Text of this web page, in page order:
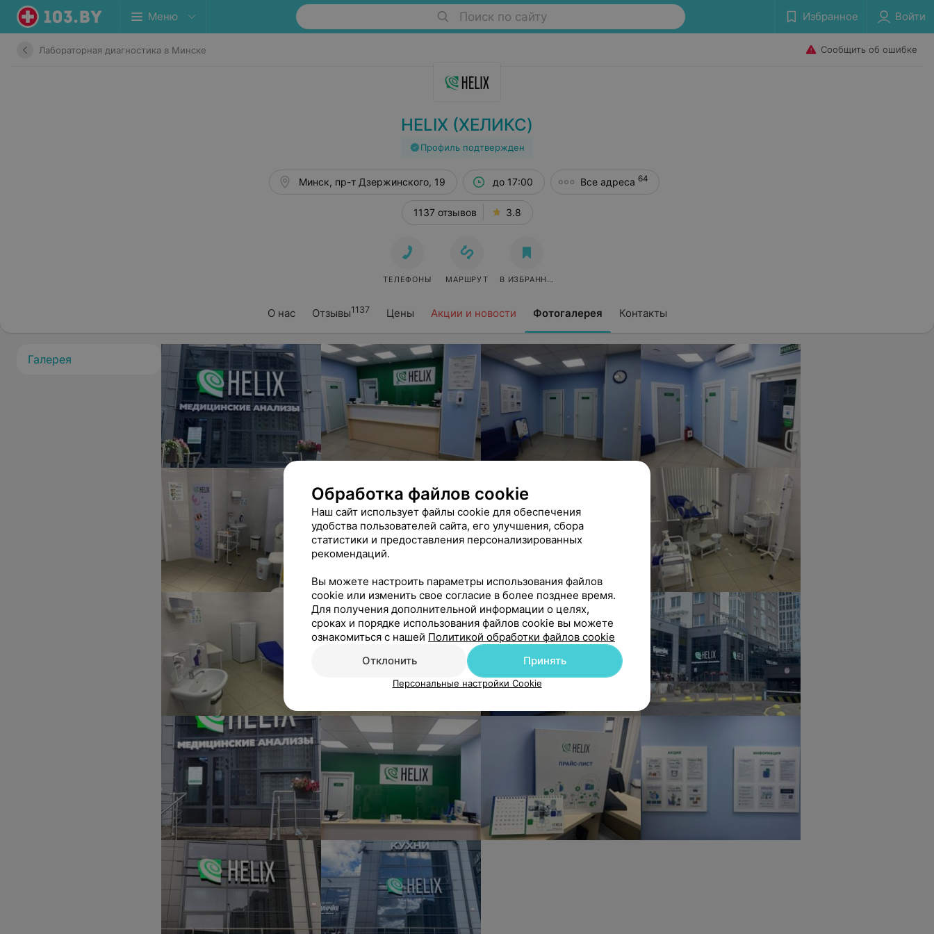
Меню Поиск по сайту Избранное Войти
Лабораторная диагностика в Минске Сообщить об ошибке
HELIX (ХЕЛИКС)
Профиль подтвержден
О нас Отзывы1137 Цены Акции и новости Фотогалерея Контакты
Минск, пр-т Дзержинского, 19 до 17:00 Все адреса 64
1137 отзывов 3.8
ТЕЛЕФОНЫ МАРШРУТ В ИЗБРАННОЕ
Галерея
Обработка файлов cookie
Наш сайт использует файлы cookie для обеспечения
удобства пользователей сайта, его улучшения, сбора
статистики и предоставления персонализированных
рекомендаций.
Вы можете настроить параметры использования файлов
cookie или изменить свое согласие в более позднее время.
Для получения дополнительной информации о целях,
сроках и порядке использования файлов cookie вы можете
ознакомиться с нашей Политикой обработки файлов cookie
Отклонить
Принять
Персональные настройки Cookie